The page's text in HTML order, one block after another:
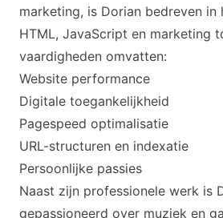
marketing, is Dorian bedreven in
HTML, JavaScript en marketing
vaardigheden omvatten:
Website performance
Digitale toegankelijkheid
Pagespeed optimalisatie
URL-structuren en indexatie
Persoonlijke passies
Naast zijn professionele werk is
gepassioneerd over muziek en